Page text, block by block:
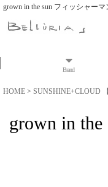
grown in the sun フィッシャーマ
Brand
HOME > SUNSHINE+CLOUD
grown in